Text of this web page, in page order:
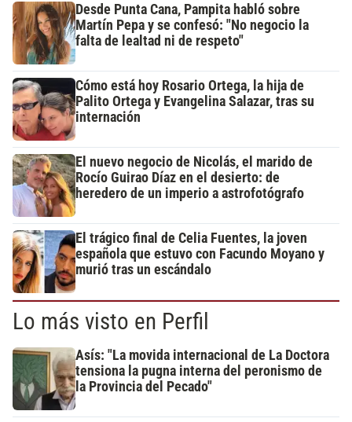
Desde Punta Cana, Pampita habló sobre
Martín Pepa y se confesó: "No negocio la
falta de lealtad ni de respeto"
Cómo está hoy Rosario Ortega, la hija de
Palito Ortega y Evangelina Salazar, tras su
internación
El nuevo negocio de Nicolás, el marido de
Rocío Guirao Díaz en el desierto: de
heredero de un imperio a astrofotógrafo
El trágico final de Celia Fuentes, la joven
española que estuvo con Facundo Moyano y
murió tras un escándalo
Lo más visto en Perfil
Asís: "La movida internacional de La Doctora
tensiona la pugna interna del peronismo de
la Provincia del Pecado"